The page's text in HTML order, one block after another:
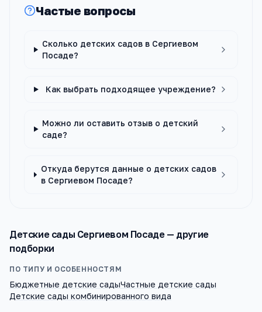
Частые вопросы
Сколько детских садов в Сергиевом
Посаде?
Как выбрать подходящее учреждение?
Можно ли оставить отзыв о детский
саде?
Откуда берутся данные о детских садов
в Сергиевом Посаде?
Детские сады Сергиевом Посаде— другие
подборки
ПО ТИПУ И ОСОБЕННОСТЯМ
Бюджетные детские садыЧастные детские сады
Детские сады комбинированного вида